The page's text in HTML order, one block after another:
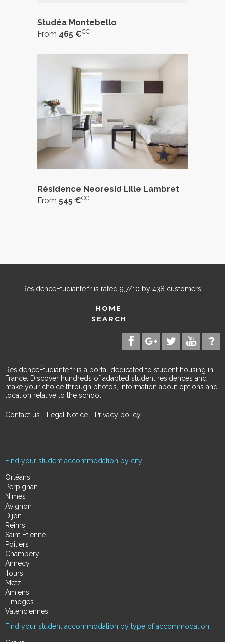
Studéa Montebello
From 465 €CC
Résidence Neoresid Lille Lambret
From 545 €CC
ResidenceEtudiante.fr is rated 9,7/10 by 438 customers.
HOME
SEARCH
RésidenceÉtudiante.fr is a portal dedicated to student housing in
France. Discover hundreds of adapted student residences and
make your choice through photos, information about options and
location relative to the school.
Contact us - Legal Notice - Privacy policy
Find your student accommodation by city
Orléans
Perpignan
Nimes
Avignon
Dijon
Reims
Saint Étienne
Poitiers
Chambéry
Annecy
Tours
Metz
Amiens
Limoges
Valenciennes
Find your student accommodation by type of accommodation